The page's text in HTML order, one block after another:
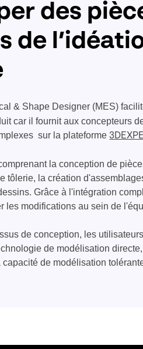
des
de
& Shape Designer (MES)
car il fournit aux concepteurs
sur la plateforme
la conception de
tôlerie, la création
Grâce à l'intégration
les modifications au sein de
de conception, les
de modélisation
de modélisation